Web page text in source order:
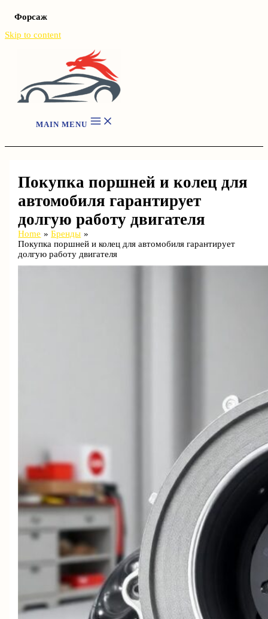
Форсаж
Skip to content
MAIN MENU
Покупка поршней и колец для
автомобиля гарантирует
долгую работу двигателя
Home
Бренды
Покупка поршней и колец для автомобиля гарантирует
долгую работу двигателя